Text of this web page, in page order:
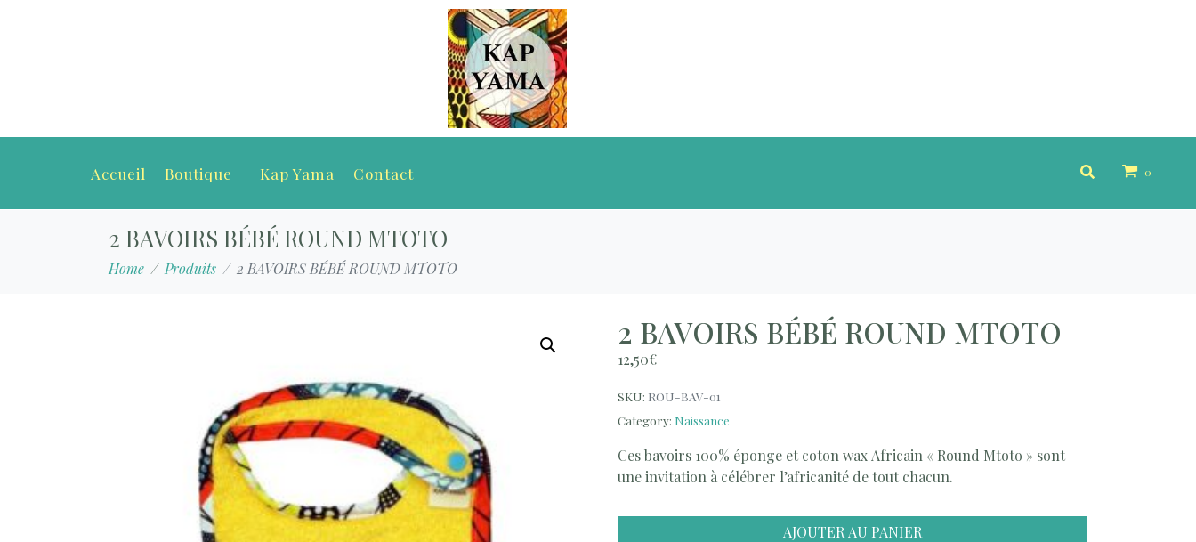
Accueil Boutique Kap Yama Contact 0
2 BAVOIRS BÉBÉ ROUND MTOTO
Home Produits 2 BAVOIRS BÉBÉ ROUND MTOTO
2 BAVOIRS BÉBÉ ROUND MTOTO
12,50€
SKU: ROU-BAV-01
Category: Naissance
Ces bavoirs 100% éponge et coton wax Africain « Round Mtoto » sont
une invitation à célébrer l’africanité de tout chacun.
AJOUTER AU PANIER